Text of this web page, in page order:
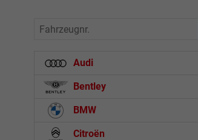
Fahrzeugnr.
Audi
Bentley
BMW
Citroën